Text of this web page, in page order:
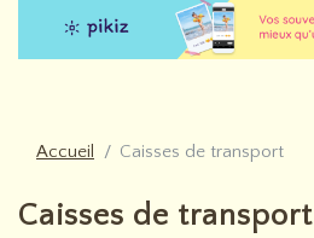
Accueil Caisses de transport
Caisses de transport